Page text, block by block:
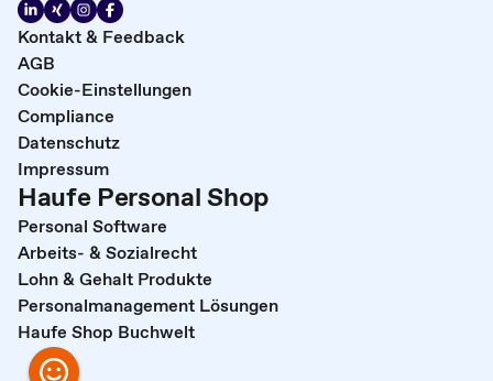
Kontakt & Feedback
AGB
Cookie-Einstellungen
Compliance
Datenschutz
Impressum
Haufe Personal Shop
Personal Software
Arbeits- & Sozialrecht
Lohn & Gehalt Produkte
Personalmanagement Lösungen
Haufe Shop Buchwelt